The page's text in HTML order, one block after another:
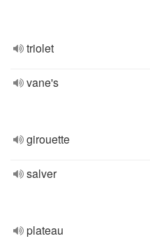
triolet
vane's
girouette
salver
plateau